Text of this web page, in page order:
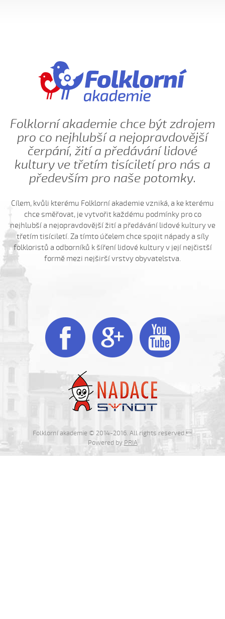
Folklorní akademie chce být zdrojem
pro co nejhlubší a nejopravdovější
čerpání, žití a předávání lidové
kultury ve třetím tisíciletí pro nás a
především pro naše potomky.
Cílem, kvůli kterému Folklorní akademie vzniká, a ke kterému
chce směřovat, je vytvořit každému podmínky pro co
nejhlubší a nejopravdovější žití a předávání lidové kultury ve
třetím tisíciletí. Za tímto účelem chce spojit nápady a síly
folkloristů a odborníků k šíření lidové kultury v její nejčistší
formě mezi nejširší vrstvy obyvatelstva.

Folklorní akademie © 2014-2016. All rights reserved.
Powered by PRIA